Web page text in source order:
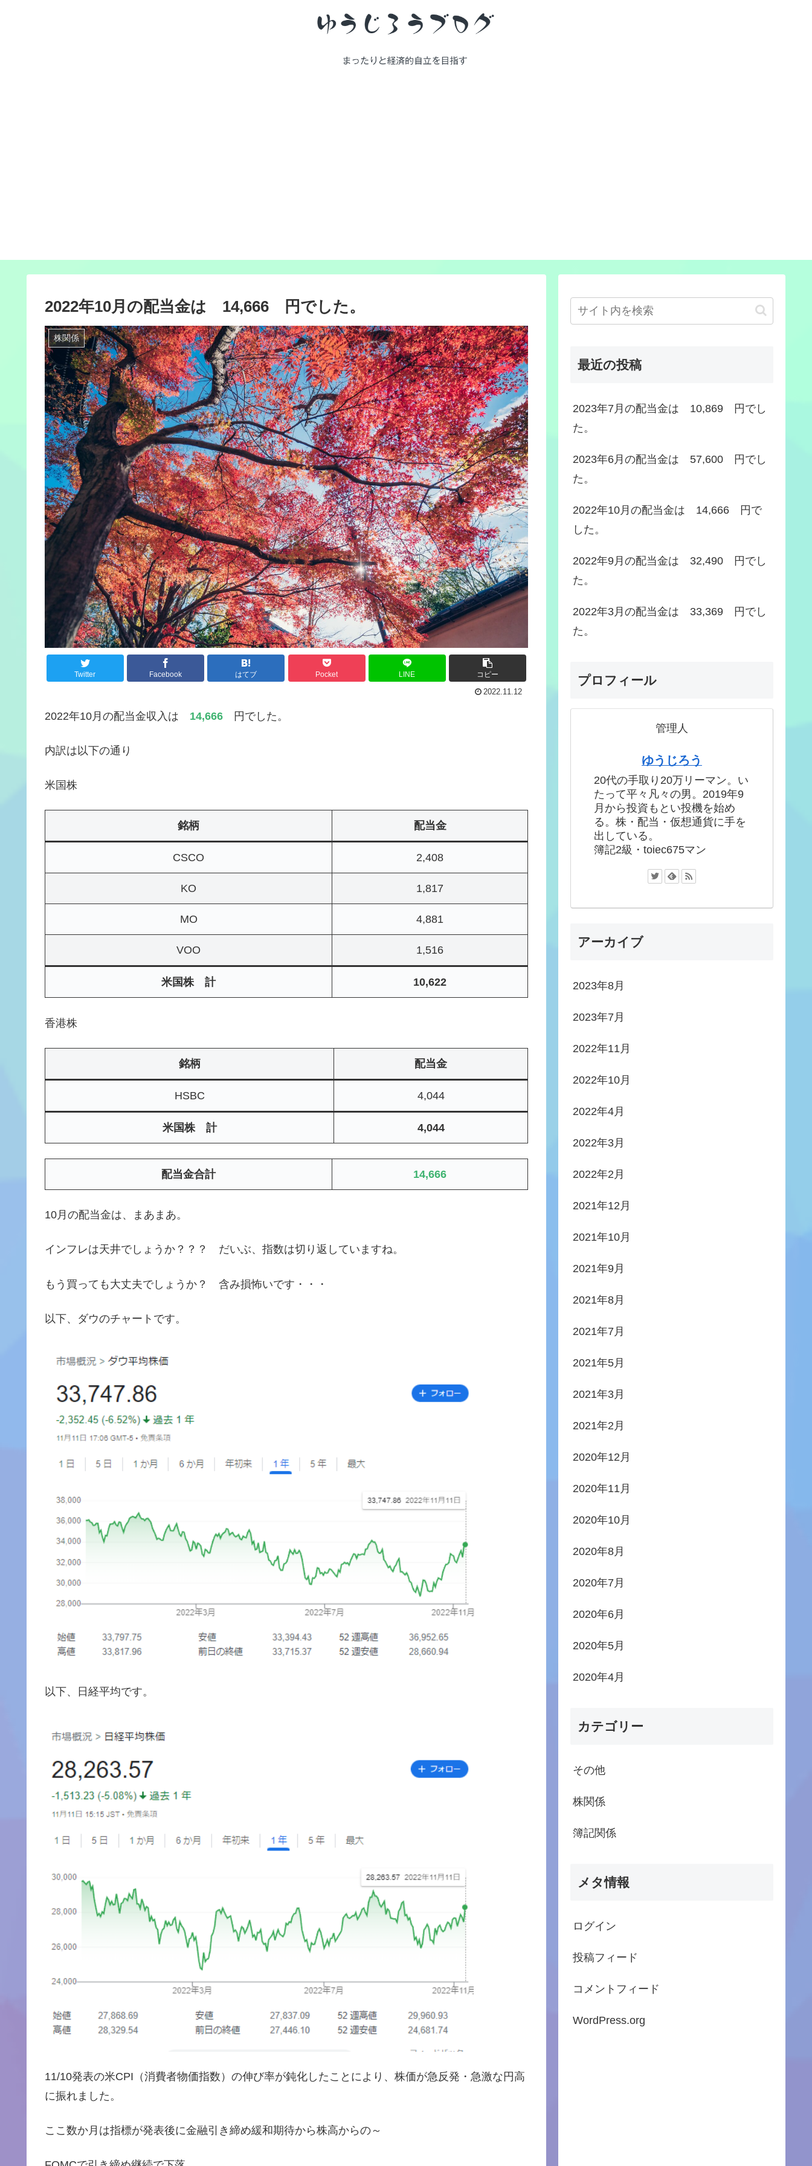
2022年10月の配当金は 14,666 円でした。
株関係
Twitter Facebook はてブ Pocket LINE コピー
2022.11.12
2022年10月の配当金収入は 14,666 円でした。
内訳は以下の通り
米国株
銘柄 配当金
CSCO 2,408
KO 1,817
MO 4,881
VOO 1,516
米国株 計 10,622
香港株
銘柄 配当金
HSBC 4,044
米国株 計 4,044
配当金合計 14,666
10月の配当金は、まあまあ。
インフレは天井でしょうか？？？ だいぶ、指数は切り返していますね。
もう買っても大丈夫でしょうか？ 含み損怖いです・・・
以下、ダウのチャートです。
以下、日経平均です。
11/10発表の米CPI（消費者物価指数）の伸び率が鈍化したことにより、株価が急反発・急激な円高
に振れました。
ここ数か月は指標が発表後に金融引き締め緩和期待から株高からの～
最近の投稿
2023年7月の配当金は 10,869 円でし
た。
2023年6月の配当金は 57,600 円でし
た。
2022年10月の配当金は 14,666 円で
した。
2022年9月の配当金は 32,490 円でし
た。
2022年3月の配当金は 33,369 円でし
た。
プロフィール
管理人
ゆうじろう
20代の手取り20万リーマン。い
たって平々凡々の男。2019年9
月から投資もとい投機を始め
る。株・配当・仮想通貨に手を
出している。
簿記2級・toiec675マン
アーカイブ
2023年8月
2023年7月
2022年11月
2022年10月
2022年4月
2022年3月
2022年2月
2021年12月
2021年10月
2021年9月
2021年8月
2021年7月
2021年5月
2021年3月
2021年2月
2020年12月
2020年11月
2020年10月
2020年8月
2020年7月
2020年6月
2020年5月
2020年4月
カテゴリー
その他
株関係
簿記関係
メタ情報
ログイン
投稿フィード
コメントフィード
WordPress.org